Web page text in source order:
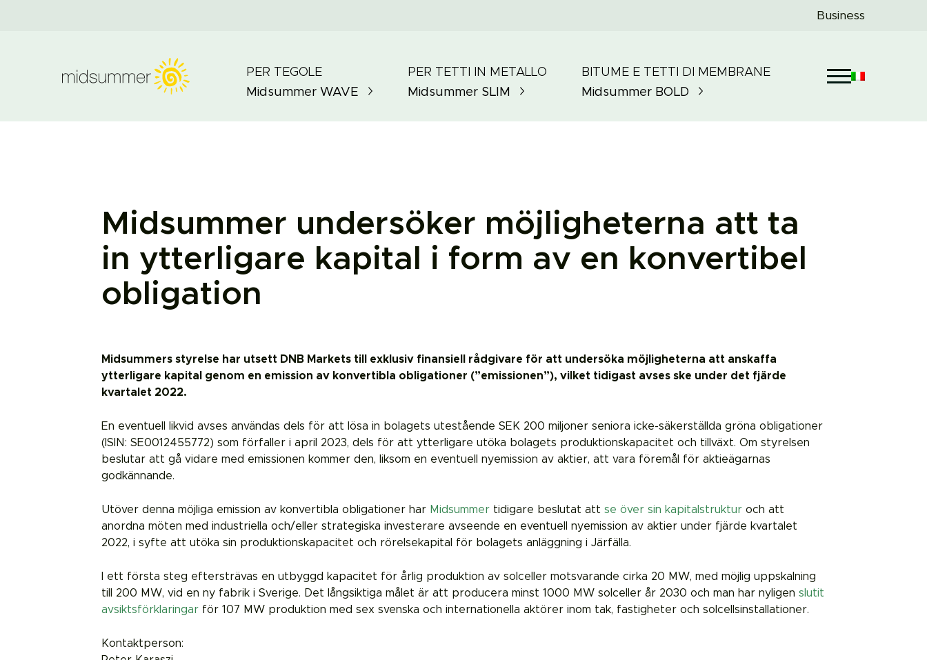
Business
PER TEGOLE
Midsummer WAVE
PER TETTI IN METALLO
Midsummer SLIM
BITUME E TETTI DI MEMBRANE
Midsummer BOLD
Midsummer undersöker möjligheterna att ta
in ytterligare kapital i form av en konvertibel
obligation
Midsummers styrelse har utsett DNB Markets till exklusiv finansiell rådgivare för att undersöka möjligheterna att anskaffa
ytterligare kapital genom en emission av konvertibla obligationer (”emissionen”), vilket tidigast avses ske under det fjärde
kvartalet 2022.
En eventuell likvid avses användas dels för att lösa in bolagets utestående SEK 200 miljoner seniora icke-säkerställda gröna obligationer
(ISIN: SE0012455772) som förfaller i april 2023, dels för att ytterligare utöka bolagets produktionskapacitet och tillväxt. Om styrelsen
beslutar att gå vidare med emissionen kommer den, liksom en eventuell nyemission av aktier, att vara föremål för aktieägarnas
godkännande.
Utöver denna möjliga emission av konvertibla obligationer har Midsummer tidigare beslutat att se över sin kapitalstruktur och att
anordna möten med industriella och/eller strategiska investerare avseende en eventuell nyemission av aktier under fjärde kvartalet
2022, i syfte att utöka sin produktionskapacitet och rörelsekapital för bolagets anläggning i Järfälla.
I ett första steg eftersträvas en utbyggd kapacitet för årlig produktion av solceller motsvarande cirka 20 MW, med möjlig uppskalning
till 200 MW, vid en ny fabrik i Sverige. Det långsiktiga målet är att producera minst 1000 MW solceller år 2030 och man har nyligen slutit
avsiktsförklaringar för 107 MW produktion med sex svenska och internationella aktörer inom tak, fastigheter och solcellsinstallationer.
Kontaktperson: